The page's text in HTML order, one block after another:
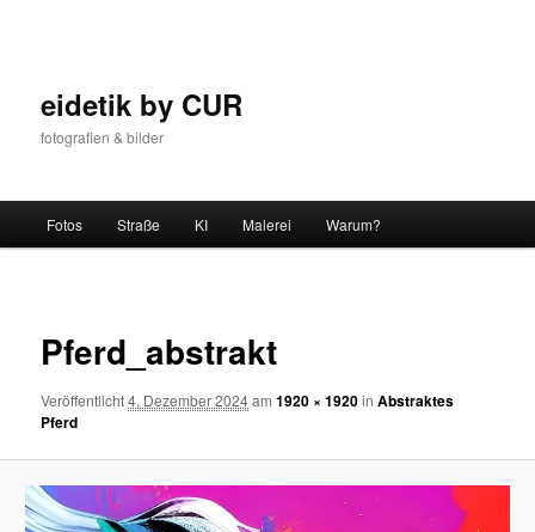
eidetik by CUR
fotografien & bilder
Fotos Straße KI Malerei Warum?
Pferd_abstrakt
Veröffentlicht4. Dezember 2024am1920 × 1920inAbstraktes
Pferd